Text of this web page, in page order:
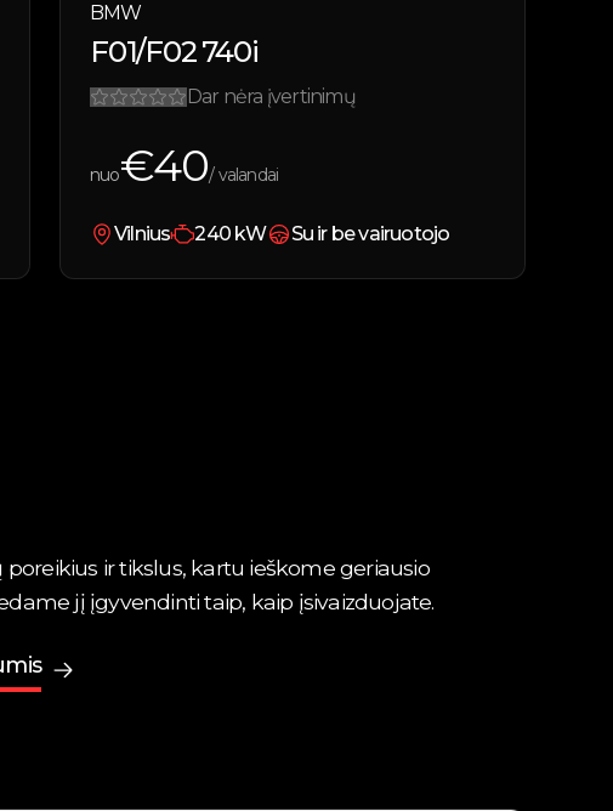
BMW
F01/F02 740i
Dar nėra įvertinimų
nuo€40/ valandai
Vilnius 240 kW Su ir be vairuotojo
poreikius ir tikslus, kartu ieškome geriausio
jį įgyvendinti taip, kaip įsivaizduojate.